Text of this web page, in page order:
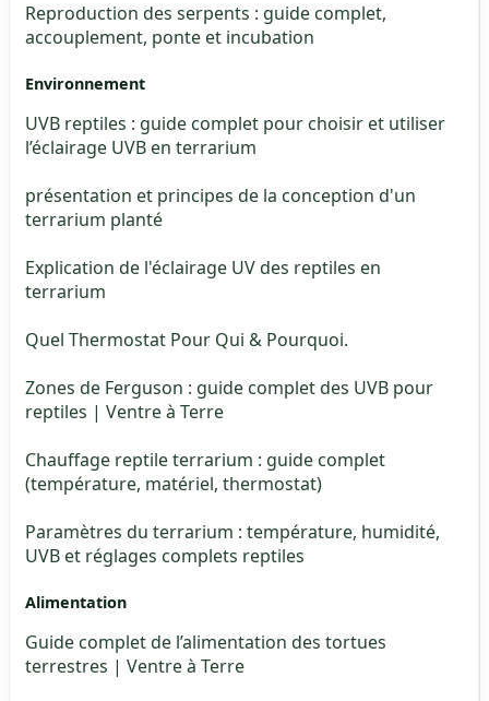
Reproduction des serpents : guide complet,
accouplement, ponte et incubation
Environnement
UVB reptiles : guide complet pour choisir et utiliser
l’éclairage UVB en terrarium
présentation et principes de la conception d'un
terrarium planté
Explication de l'éclairage UV des reptiles en
terrarium
Quel Thermostat Pour Qui & Pourquoi.
Zones de Ferguson : guide complet des UVB pour
reptiles | Ventre à Terre
Chauffage reptile terrarium : guide complet
(température, matériel, thermostat)
Paramètres du terrarium : température, humidité,
UVB et réglages complets reptiles
Alimentation
Guide complet de l’alimentation des tortues
terrestres | Ventre à Terre